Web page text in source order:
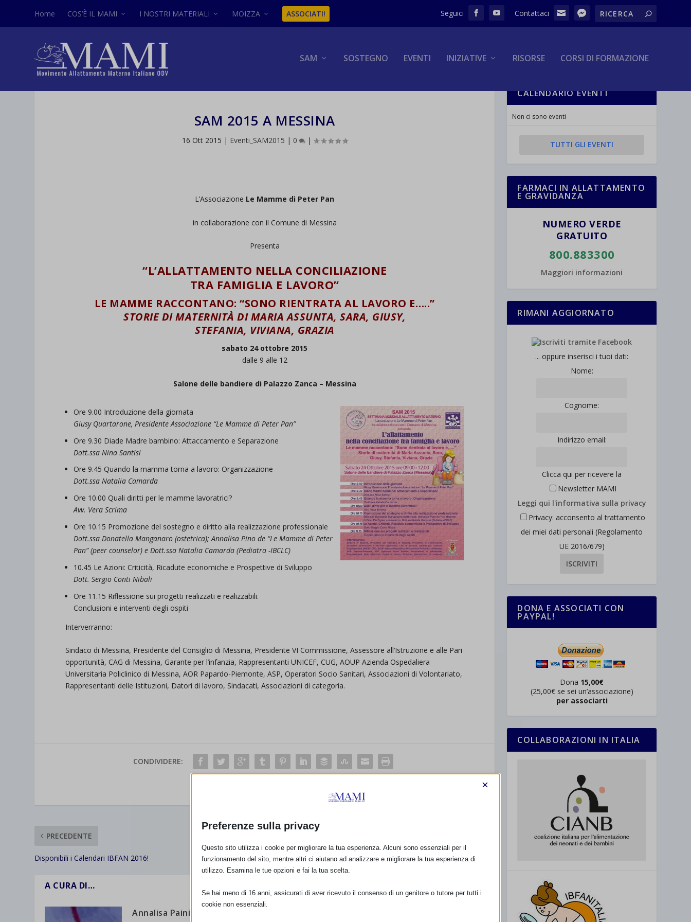
Home COS’È IL MAMI I NOSTRI MATERIALI MOIZZA ASSOCIATI!
SAM SOSTEGNO EVENTI INIZIATIVE RISORSE CORSI DI FORMAZIONE
SAM 2015 A MESSINA
16 Ott 2015 | Eventi_SAM2015 | 0 |
L’Associazione Le Mamme di Peter Pan
in collaborazione con il Comune di Messina
Presenta
“L’ALLATTAMENTO NELLA CONCILIAZIONE
TRA FAMIGLIA E LAVORO”
LE MAMME RACCONTANO: “SONO RIENTRATA AL LAVORO E…..”
STORIE DI MATERNITÀ DI MARIA ASSUNTA, SARA, GIUSY,
STEFANIA, VIVIANA, GRAZIA
sabato 24 ottobre 2015
dalle 9 alle 12
Salone delle bandiere di Palazzo Zanca – Messina
Ore 9.00 Introduzione della giornata
Giusy Quartarone, Presidente Associazione “Le Mamme di Peter Pan”
Ore 9.30 Diade Madre bambino: Attaccamento e Separazione
Dott.ssa Nina Santisi
Ore 9.45 Quando la mamma torna a lavoro: Organizzazione
Dott.ssa Natalia Camarda
Ore 10.00 Quali diritti per le mamme lavoratrici?
Avv. Vera Scrima
Ore 10.15 Promozione del sostegno e diritto alla realizzazione professionale
Dott.ssa Donatella Manganaro (ostetrica); Annalisa Pino de “Le Mamme di Peter
Pan” (peer counselor) e Dott.ssa Natalia Camarda (Pediatra -IBCLC)
10.45 Le Azioni: Criticità, Ricadute economiche e Prospettive di Sviluppo
Dott. Sergio Conti Nibali
Ore 11.15 Riflessione sui progetti realizzati e realizzabili.
Conclusioni e interventi degli ospiti
Interverranno:
Sindaco di Messina, Presidente del Consiglio di Messina, Presidente VI Commissione, Assessore all’Istruzione e alle Pari
opportunità, CAG di Messina, Garante per l’infanzia, Rappresentanti UNICEF, CUG, AOUP Azienda Ospedaliera
Universitaria Policlinico di Messina, AOR Papardo-Piemonte, ASP, Operatori Socio Sanitari, Associazioni di Volontariato,
Rappresentanti delle Istituzioni, Datori di lavoro, Sindacati, Associazioni di categoria.
CONDIVIDERE:
PRECEDENTE
Disponibili i Calendari IBFAN 2016! SAM 2015 a Paladina (BG)
A CURA DI…
Annalisa Paini
CALENDARIO EVENTI
Non ci sono eventi
TUTTI GLI EVENTI
FARMACI IN ALLATTAMENTO
E GRAVIDANZA
NUMERO VERDE
GRATUITO
800.883300
Maggiori informazioni
RIMANI AGGIORNATO
... oppure inserisci i tuoi dati:
Nome:
Cognome:
Indirizzo email:
Clicca qui per ricevere la
Newsletter MAMI
Leggi qui l'informativa sulla privacy
Privacy: acconsento al trattamento
dei miei dati personali (Regolamento
UE 2016/679)
DONA E ASSOCIATI CON
PAYPAL!
Dona 15,00€
(25,00€ se sei un’associazione)
per associarti
COLLABORAZIONI IN ITALIA
Preferenze sulla privacy
×
Questo sito utilizza i cookie per migliorare la tua esperienza. Alcuni sono essenziali per il
funzionamento del sito, mentre altri ci aiutano ad analizzare e migliorare la tua esperienza di
utilizzo. Esamina le tue opzioni e fai la tua scelta.
Se hai meno di 16 anni, assicurati di aver ricevuto il consenso di un genitore o tutore per tutti i
cookie non essenziali.